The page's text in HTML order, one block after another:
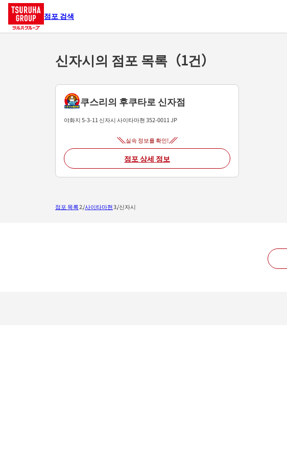
점포 검색
신자시의 점포 목록（1건）
쿠스리의 후쿠타로 신자점
야화지 5-3-11 신자시사이타마현352-0011 JP
실속 정보를 확인!
점포 상세 정보
점포 목록 사이타마현 신자시